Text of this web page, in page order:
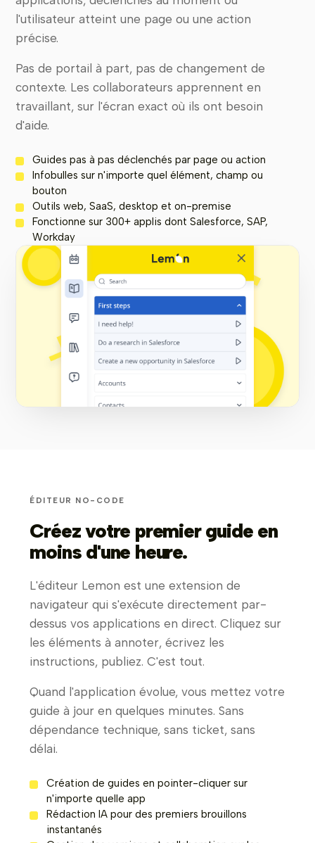
l'utilisateur atteint une page ou une action
précise.
Pas de portail à part, pas de changement de
contexte. Les collaborateurs apprennent en
travaillant, sur l'écran exact où ils ont besoin
d'aide.
Guides pas à pas déclenchés par page ou action
Infobulles sur n'importe quel élément, champ ou
bouton
Outils web, SaaS, desktop et on-premise
Fonctionne sur 300+ applis dont Salesforce, SAP,
Workday
ÉDITEUR NO-CODE
Créez votre premier guide en
moins d'une heure.
L'éditeur Lemon est une extension de
navigateur qui s'exécute directement par-
dessus vos applications en direct. Cliquez sur
les éléments à annoter, écrivez les
instructions, publiez. C'est tout.
Quand l'application évolue, vous mettez votre
guide à jour en quelques minutes. Sans
dépendance technique, sans ticket, sans
délai.
Création de guides en pointer-cliquer sur
n'importe quelle app
Rédaction IA pour des premiers brouillons
instantanés